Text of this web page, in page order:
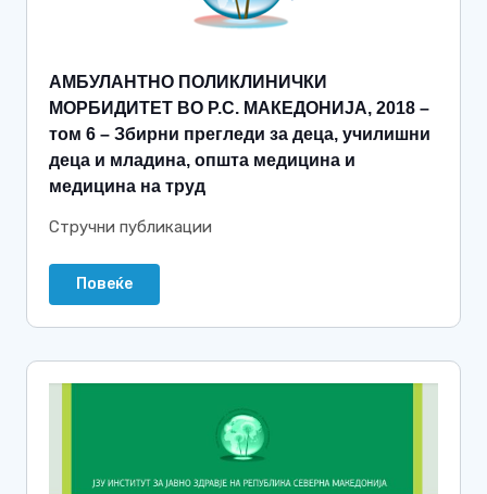
АМБУЛАНТНО ПОЛИКЛИНИЧКИ
МОРБИДИТЕТ ВО Р.С. МАКЕДОНИЈА, 2018 –
том 6 – Збирни прегледи за деца, училишни
деца и младина, општа медицина и
медицина на труд
Стручни публикации
Повеќе